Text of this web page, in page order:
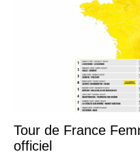
Tour de France
officiel